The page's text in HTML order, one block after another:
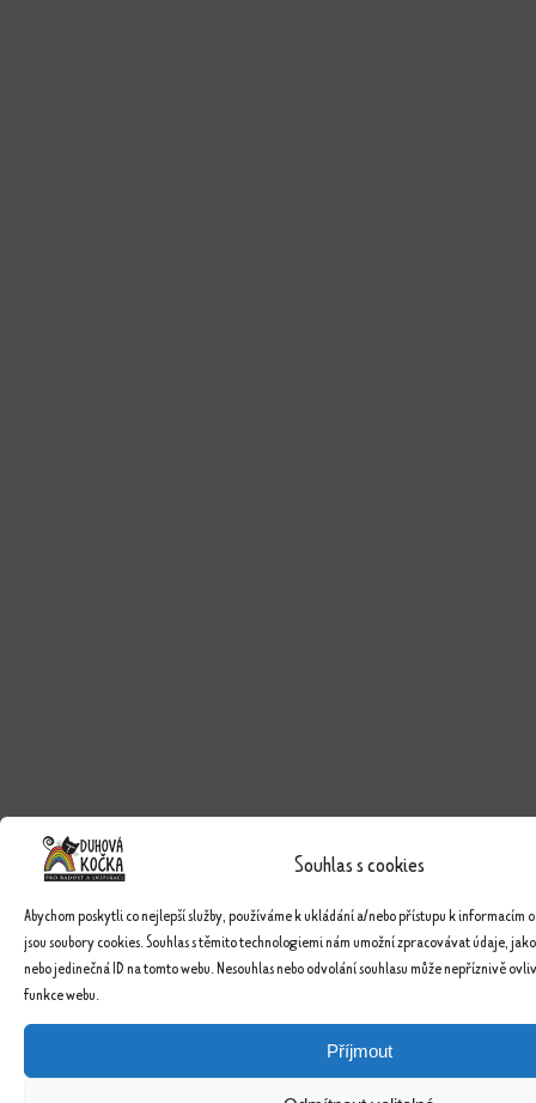
Souhlas s cookies
Abychom poskytli co nejlepší služby, používáme k ukládání a/nebo přístupu k informacím
jsou soubory cookies. Souhlas s těmito technologiemi nám umožní zpracovávat údaje,
nebo jedinečná ID na tomto webu. Nesouhlas nebo odvolání souhlasu může nepříznivě
funkce webu.
Příjmout